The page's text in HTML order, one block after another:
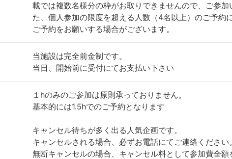
載では複数名様分の枠がお取りできませんので、ご参
た、個人参加の限度を超える人数（4名以上）のご予約
ご予約をお願いする場合がございます。
当施設は完全前金制です。
当日、開始前に受付にてお支払い下さい
１hのみのご参加は原則承っておりません。
基本的には1.5hでのご予約となります
キャンセル待ちが多く出る人気企画です。
キャンセルされる場合、必ずお電話にてご連絡ください。
無断キャンセルの場合、キャンセル料として参加費全額